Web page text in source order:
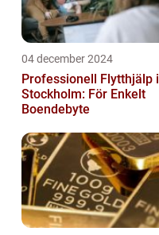
04 december 2024
Professionell Flytthjälp i
Stockholm: För Enkelt
Boendebyte